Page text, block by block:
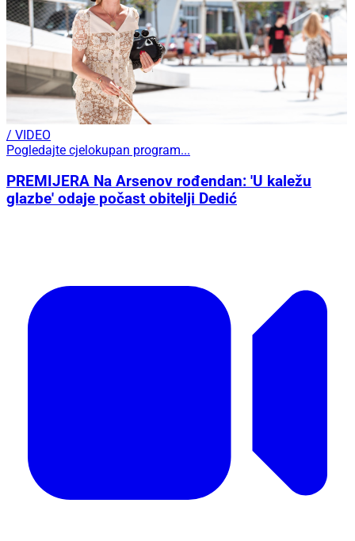
/ VIDEO
Pogledajte cjelokupan program...
PREMIJERA Na Arsenov rođendan: 'U kaležu
glazbe' odaje počast obitelji Dedić